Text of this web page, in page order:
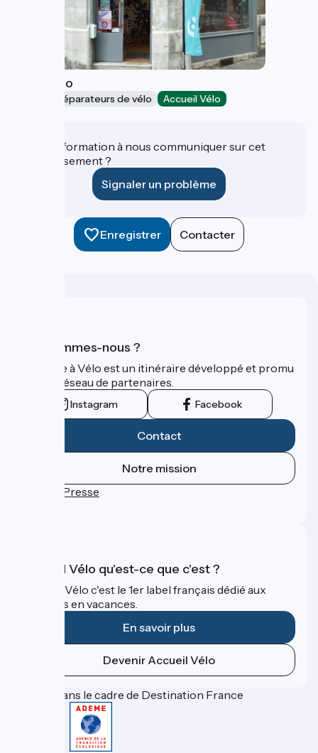
Zen à Vélo
Loueurs/réparateurs de vélo Accueil Vélo
Une information à nous communiquer sur cet
établissement ?
Signaler un problème
Enregistrer Contacter
Qui sommes-nous ?
La Seine à Vélo est un itinéraire développé et promu
par un réseau de partenaires.
Instagram Facebook
Contact
Notre mission
Espace Presse
Accueil Vélo qu'est-ce que c'est ?
Accueil Vélo c'est le 1er label français dédié aux
cyclistes en vacances.
En savoir plus
Devenir Accueil Vélo
Financé dans le cadre de Destination France